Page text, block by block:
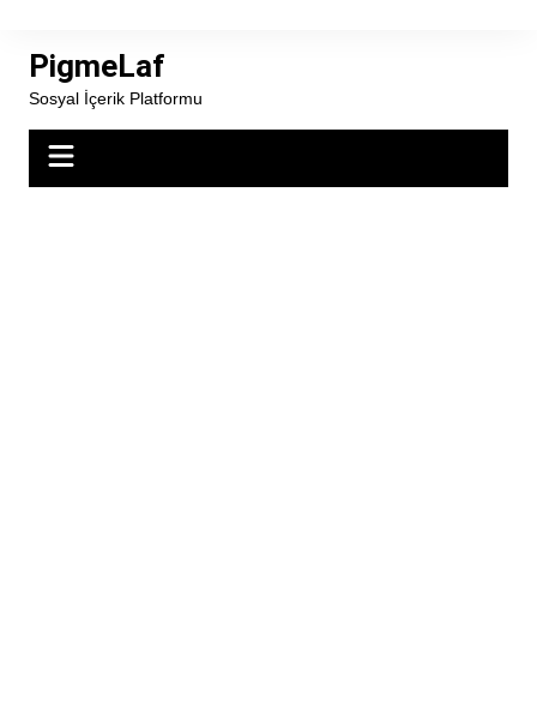
contentPigmeLaf
Sosyal İçerik Platformu